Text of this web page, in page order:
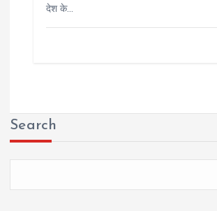
देश के…
Search